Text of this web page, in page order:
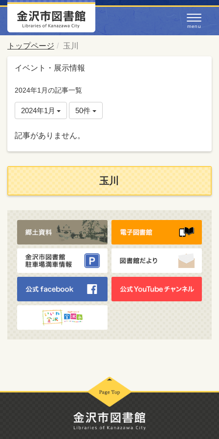
トップページ 玉川
イベント・展示情報
2024年1月の記事一覧
2024年1月 50件
記事がありません。
玉川